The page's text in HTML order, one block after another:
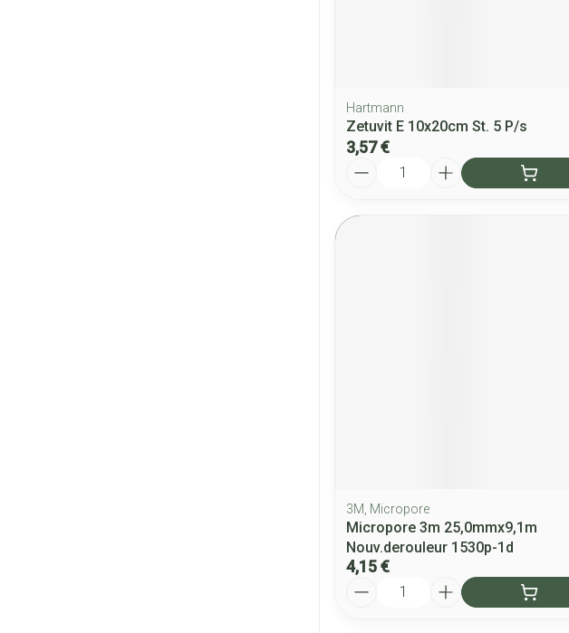
Hartmann
Zetuvit E 10x20cm St. 5 P/s
3,57 €
3M, Micropore
Micropore 3m 25,0mmx9,1m
Nouv.derouleur 1530p-1d
4,15 €